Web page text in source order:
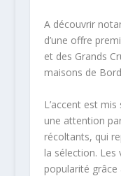
A découvrir
d’une offre
et des Grands
maisons de
L’accent est
une attention
récoltants, qui
la sélection. Les
popularité grâce